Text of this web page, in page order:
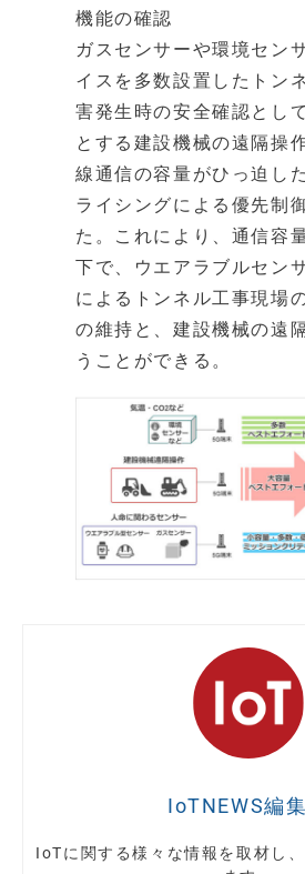
機能の確認
ガスセンサーや環境セン
イスを多数設置したトン
害発生時の安全確認とし
とする建設機械の遠隔操
線通信の容量がひっ迫し
ライシングによる優先制
た。これにより、通信容
下で、ウエアラブルセン
によるトンネル工事現場
の維持と、建設機械の遠
うことができる。
IoTNEWS編
IoTに関する様々な情報を取材し